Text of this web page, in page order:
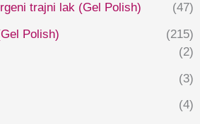
trajni lak (Gel Polish)
(47)
Polish)
(215)
(2)
(3)
(4)